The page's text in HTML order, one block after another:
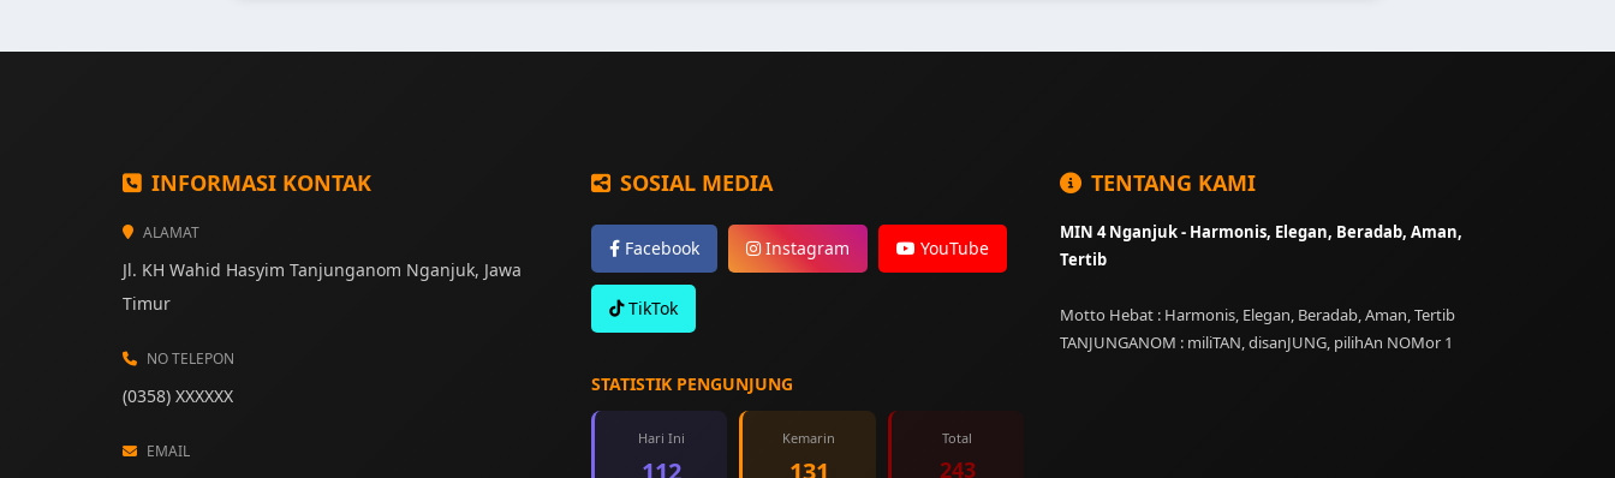
INFORMASI KONTAK
ALAMAT
Jl. KH Wahid Hasyim Tanjunganom Nganjuk, Jawa
Timur
NO TELEPON
(0358) XXXXXX
EMAIL
SOSIAL MEDIA
Facebook Instagram YouTube
TikTok
STATISTIK PENGUNJUNG
Hari Ini
112
Kemarin
131
Total
243
TENTANG KAMI
MIN 4 Nganjuk - Harmonis, Elegan, Beradab, Aman,
Tertib
Motto Hebat : Harmonis, Elegan, Beradab, Aman, Tertib
TANJUNGANOM : miliTAN, disanJUNG, pilihAn NOMor 1